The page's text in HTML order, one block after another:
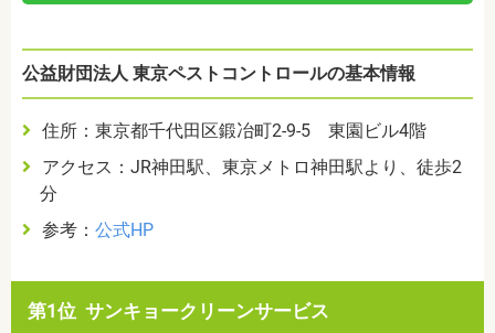
公益財団法人 東京ペストコントロールの基本情報
住所：東京都千代田区鍛冶町2-9-5 東園ビル4階
アクセス：JR神田駅、東京メトロ神田駅より、徒歩2
分
参考： 公式HP
第1位 サンキョークリーンサービス